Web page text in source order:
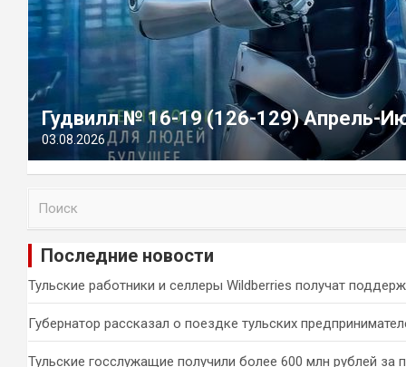
Гудвилл № 16-19 (126-129) Апрель-
03.08.2026
и
Последние новости
Тульские работники и селлеры Wildberries получат
Губернатор рассказал о поездке тульских
Тульские госслужащие получили более 600 млн рублей за